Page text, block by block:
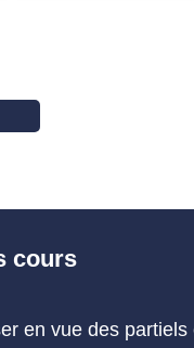
cours
en vue des